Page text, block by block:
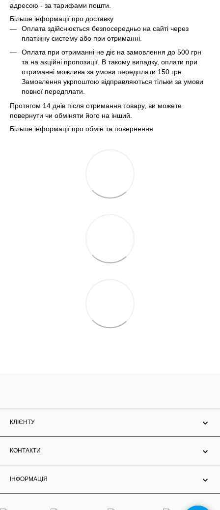
адресою - за тарифами пошти.
Більше інформації про доставку
Оплата здійснюється безпосередньо на сайті через
платіжну систему або при отриманні.
Оплата при отриманні не діє на замовлення до 500 грн
та на акційні пропозиції. В такому випадку, оплати при
отриманні можлива за умови передплати 150 грн.
Замовлення укрпоштою відправляються тільки за умови
повної передплати.
Протягом 14 днів після отримання товару, ви можете
повернути чи обміняти його на інший.
Більше інформації про обмін та повернення
КЛІЄНТУ
КОНТАКТИ
ІНФОРМАЦІЯ